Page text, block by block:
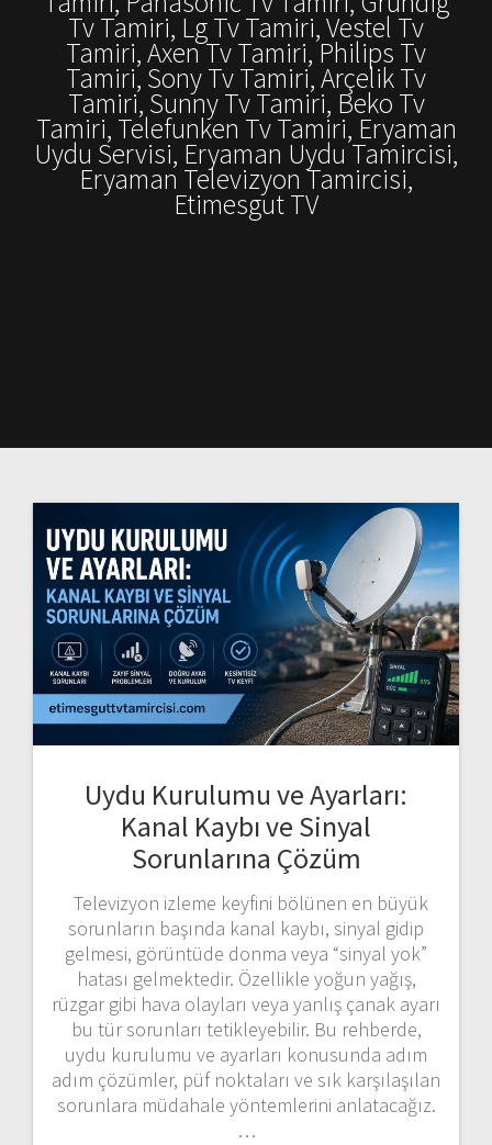
Tv Tamiri, Lg Tv Tamiri, Vestel Tv
Tamiri, Axen Tv Tamiri, Philips Tv
Tamiri, Sony Tv Tamiri, Arçelik Tv
Tamiri, Sunny Tv Tamiri, Beko Tv
Tamiri, Telefunken Tv Tamiri, Eryaman
Uydu Servisi, Eryaman Uydu Tamircisi,
Eryaman Televizyon Tamircisi,
Etimesgut TV
Uydu Kurulumu ve Ayarları:
Kanal Kaybı ve Sinyal
Sorunlarına Çözüm
Televizyon izleme keyfini bölünen en büyük
sorunların başında kanal kaybı, sinyal gidip
gelmesi, görüntüde donma veya “sinyal yok”
hatası gelmektedir. Özellikle yoğun yağış,
rüzgar gibi hava olayları veya yanlış çanak ayarı
bu tür sorunları tetikleyebilir. Bu rehberde,
uydu kurulumu ve ayarları konusunda adım
adım çözümler, püf noktaları ve sık karşılaşılan
sorunlara müdahale yöntemlerini anlatacağız.
…